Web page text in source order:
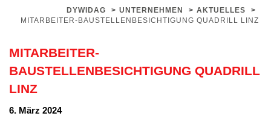
DYWIDAG > UNTERNEHMEN > AKTUELLES
>
MITARBEITER-BAUSTELLENBESICHTIGUNG QUADRILL LINZ
MITARBEITER-
BAUSTELLENBESICHTIGUNG QUADRILL
LINZ
6. März 2024